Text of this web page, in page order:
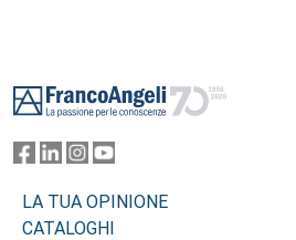
LA TUA OPINIONE
CATALOGHI